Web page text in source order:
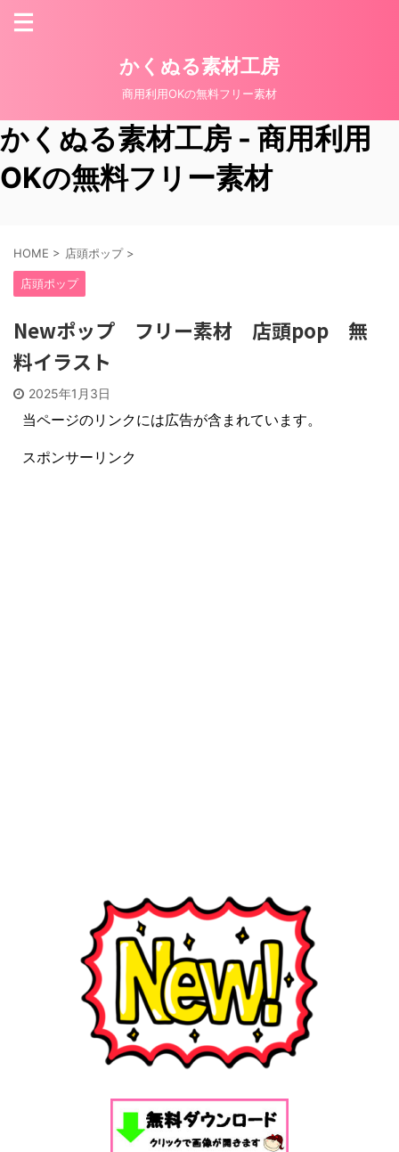
かくぬる素材工房
商用利用OKの無料フリー素材
かくぬる素材工房 - 商用利用
OKの無料フリー素材
HOME > 店頭ポップ >
店頭ポップ
Newポップ フリー素材 店頭pop 無
料イラスト
2025年1月3日
当ページのリンクには広告が含まれています。
スポンサーリンク